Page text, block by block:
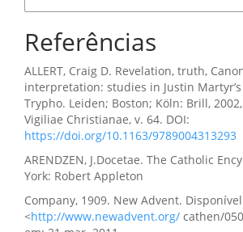
Referências
ALLERT, Craig D. Revelation, truth,
interpretation: studies in Justin
Trypho. Leiden; Boston; Köln: Brill,
Vigiliae Christianae, v. 64. DOI:
https://doi.org/10.1163/9789004313293
ARENDZEN, J.Docetae. The Catholic
York: Robert Appleton
Company, 1909. New Advent.
<http://www.newadvent.org/ cathen/